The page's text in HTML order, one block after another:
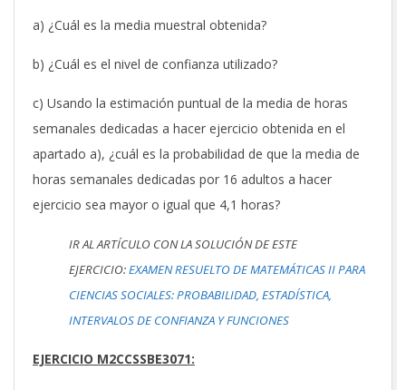
a) ¿Cuál es la media muestral obtenida?
b) ¿Cuál es el nivel de confianza utilizado?
c) Usando la estimación puntual de la media de horas
semanales dedicadas a hacer ejercicio obtenida en el
apartado a), ¿cuál es la probabilidad de que la media de
horas semanales dedicadas por 16 adultos a hacer
ejercicio sea mayor o igual que 4,1 horas?
IR AL ARTÍCULO CON LA SOLUCIÓN DE ESTE
EJERCICIO:EXAMEN RESUELTO DE MATEMÁTICAS II PARA
CIENCIAS SOCIALES: PROBABILIDAD, ESTADÍSTICA,
INTERVALOS DE CONFIANZA Y FUNCIONES
EJERCICIO M2CCSSBE3071: